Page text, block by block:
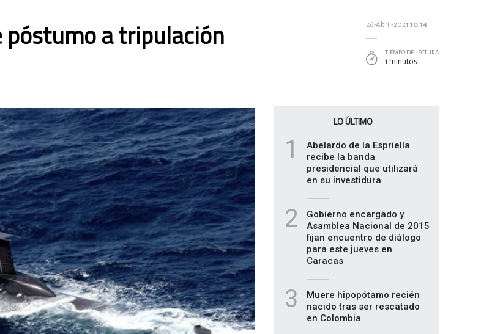
a tripulación 26-Abril-2021 10:14
TIEMPO DE LECTURA
1 minutos
LO ÚLTIMO
1
Abelardo de la Espriella
recibe la banda
presidencial que utilizará
en su investidura
2
Gobierno encargado y
Asamblea Nacional de 2015
fijan encuentro de diálogo
para este jueves en
Caracas
3
Muere hipopótamo recién
nacido tras ser rescatado
en Colombia